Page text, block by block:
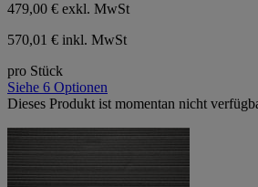
479,00 € exkl. MwSt
570,01 € inkl. MwSt
pro Stück
Siehe 6 Optionen
Dieses Produkt ist momentan nicht